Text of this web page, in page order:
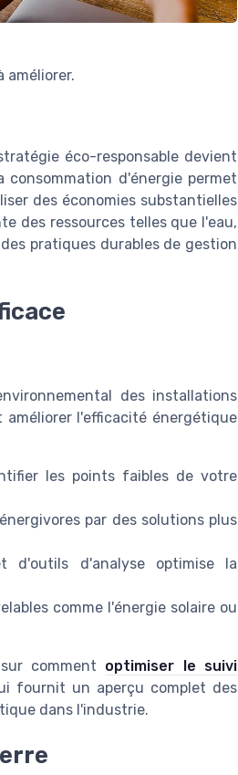
améliorer.
éco-responsable devient
d'énergie permet
des économies substantielles
des ressources telles que l'eau,
pratiques durables de gestion
des installations
l'efficacité énergétique
les points faibles de votre
par des solutions plus
d'outils d'analyse optimise la
comme l'énergie solaire ou
comment optimiser le suivi
fournit un aperçu complet des
dans l'industrie.